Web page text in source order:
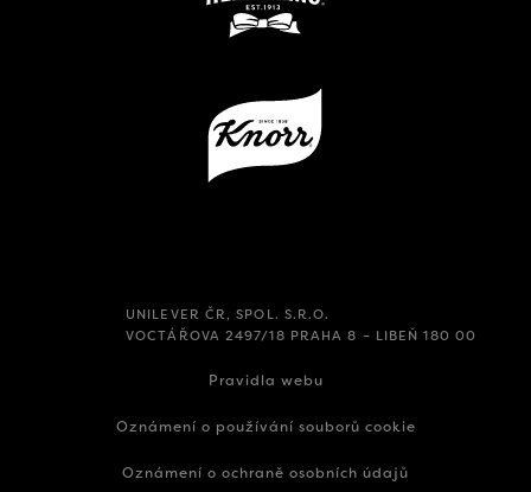
UNILEVER ČR, SPOL. S.R.O.
VOCTÁŘOVA 2497/18 PRAHA 8 – LIBEŇ 180 00
Pravidla webu
Oznámení o používání souborů cookie
Oznámení o ochraně osobních údajů